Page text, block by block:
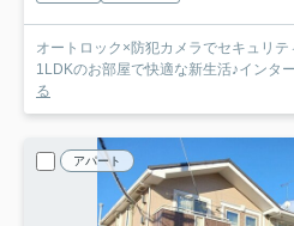
オートロック×防犯カメラでセキュリ
1LDKのお部屋で快適な新生活♪インタ
る
アパート